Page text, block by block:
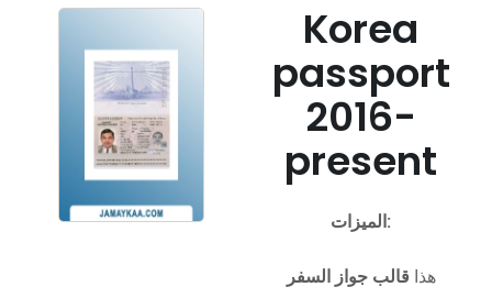
Korea
passport
2016-
present
الميزات:
هذا قالب جواز السفر